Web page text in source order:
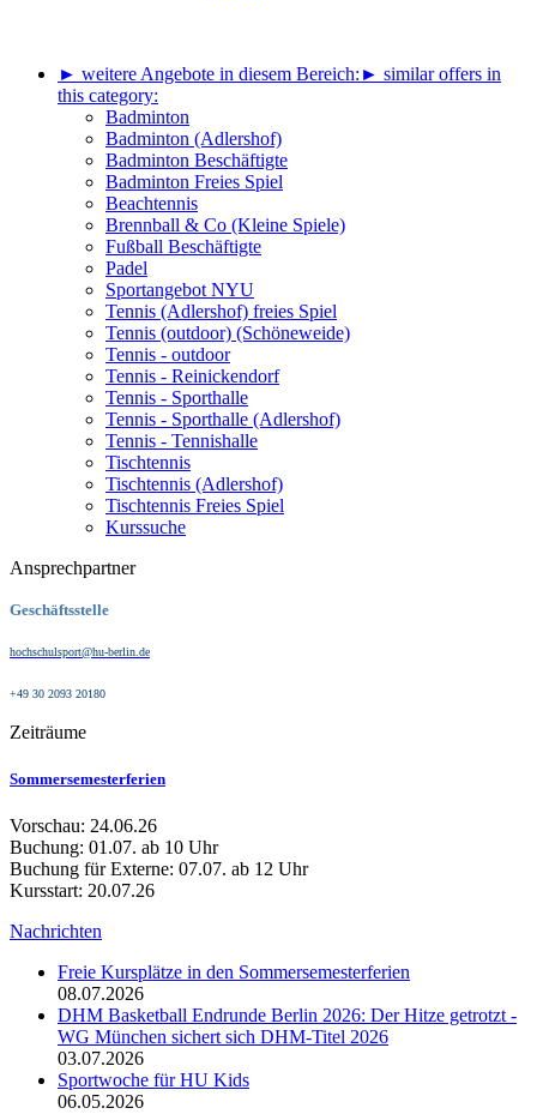
► weitere Angebote in diesem Bereich: ► similar offers in
this category:
Badminton
Badminton (Adlershof)
Badminton Beschäftigte
Badminton Freies Spiel
Beachtennis
Brennball & Co (Kleine Spiele)
Fußball Beschäftigte
Padel
Sportangebot NYU
Tennis (Adlershof) freies Spiel
Tennis (outdoor) (Schöneweide)
Tennis - outdoor
Tennis - Reinickendorf
Tennis - Sporthalle
Tennis - Sporthalle (Adlershof)
Tennis - Tennishalle
Tischtennis
Tischtennis (Adlershof)
Tischtennis Freies Spiel
Kurssuche
Ansprechpartner
Geschäftsstelle
hochschulsport@hu-berlin.de
+49 30 2093 20180
Zeiträume
Sommersemesterferien
Vorschau: 24.06.26
Buchung: 01.07. ab 10 Uhr
Buchung für Externe: 07.07. ab 12 Uhr
Kursstart: 20.07.26
Nachrichten
Freie Kursplätze in den Sommersemesterferien
08.07.2026
DHM Basketball Endrunde Berlin 2026: Der Hitze getrotzt -
WG München sichert sich DHM-Titel 2026
03.07.2026
Sportwoche für HU Kids
06.05.2026